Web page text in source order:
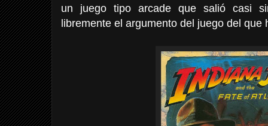
un juego tipo arcade que salió casi
libremente el argumento del juego del que